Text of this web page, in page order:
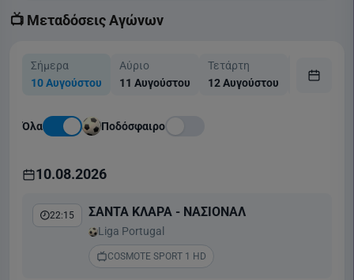
📺 Μεταδόσεις Αγώνων
Σήμερα
10 Αυγούστου
Αύριο
11 Αυγούστου
Τετάρτη
12 Αυγούστου
13
Όλα Ποδόσφαιρο
10.08.2026
22:15 ΣΑΝΤΑ ΚΛΑΡΑ - ΝΑΣΙΟΝΑΛ
Liga Portugal
COSMOTE SPORT 1 HD